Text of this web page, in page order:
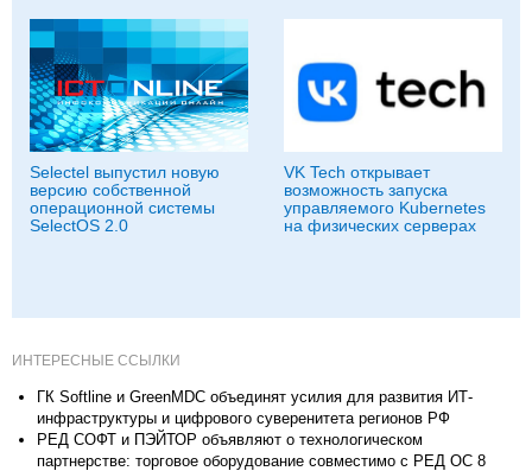
Selectel выпустил новую
версию собственной
операционной системы
SelectOS 2.0
VK Tech открывает
возможность запуска
управляемого Kubernetes
на физических серверах
ИНТЕРЕСНЫЕ ССЫЛКИ
ГК Softline и GreenMDC объединят усилия для развития ИТ-
инфраструктуры и цифрового суверенитета регионов РФ
РЕД СОФТ и ПЭЙТОР объявляют о технологическом
партнерстве: торговое оборудование совместимо с РЕД ОС 8